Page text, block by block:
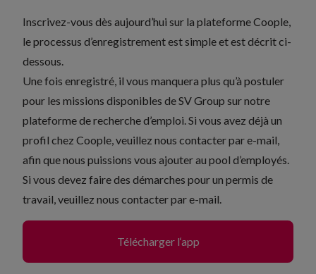
Inscrivez-vous dès aujourd’hui sur la plateforme Coople,
le processus d’enregistrement est simple et est décrit ci-
dessous.
Une fois enregistré, il vous manquera plus qu’à postuler
pour les missions disponibles de SV Group sur notre
plateforme de recherche d’emploi. Si vous avez déjà un
profil chez Coople,veuillez nous contacter par e-mail,
afin que nous puissions vous ajouter au pool d’employés.
Si vous devez faire des démarches pour un permis de
travail,veuillez nous contacter par e-mail.
Télécharger l‘app